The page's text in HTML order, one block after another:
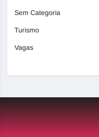
Sem Categoria
Turismo
Vagas